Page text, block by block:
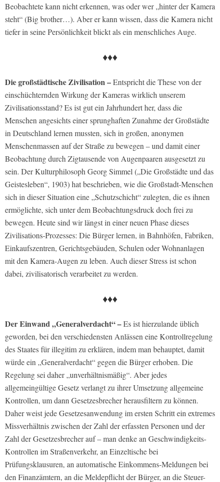
Beobachtete kann nicht erkennen, was oder wer „hinter der Kamera
steht“ (Big brother…). Aber er kann wissen, dass die Kamera nicht
tiefer in seine Persönlichkeit blickt als ein menschliches Auge.
♦♦♦
Die großstädtische Zivilisation –Entspricht die These von der
einschüchternden Wirkung der Kameras wirklich unserem
Zivilisationsstand? Es ist gut ein Jahrhundert her, dass die
Menschen angesichts einer sprunghaften Zunahme der Großstädte
in Deutschland lernen mussten, sich in großen, anonymen
Menschenmassen auf der Straße zu bewegen – und damit einer
Beobachtung durch Zigtausende von Augenpaaren ausgesetzt zu
sein. Der Kulturphilosoph Georg Simmel („Die Großstädte und das
Geistesleben“, 1903) hat beschrieben, wie die Großstadt-Menschen
sich in dieser Situation eine „Schutzschicht“ zulegten, die es ihnen
ermöglichte, sich unter dem Beobachtungsdruck doch frei zu
bewegen. Heute sind wir längst in einer neuen Phase dieses
Zivilisations-Prozesses: Die Bürger lernen, in Bahnhöfen, Fabriken,
Einkaufszentren, Gerichtsgebäuden, Schulen oder Wohnanlagen
mit den Kamera-Augen zu leben. Auch dieser Stress ist schon
dabei, zivilisatorisch verarbeitet zu werden.
♦♦♦
Der Einwand „Generalverdacht“ –Es ist hierzulande üblich
geworden, bei den verschiedensten Anlässen eine Kontrollregelung
des Staates für illegitim zu erklären, indem man behauptet, damit
würde ein „Generalverdacht“ gegen die Bürger erhoben. Die
Regelung sei daher „unverhältnismäßig“. Aber jedes
allgemeingültige Gesetz verlangt zu ihrer Umsetzung allgemeine
Kontrollen, um dann Gesetzesbrecher herausfiltern zu können.
Daher weist jede Gesetzesanwendung im ersten Schritt ein extremes
Missverhältnis zwischen der Zahl der erfassten Personen und der
Zahl der Gesetzesbrecher auf – man denke an Geschwindigkeits-
Kontrollen im Straßenverkehr, an Einzeltische bei
Prüfungsklausuren, an automatische Einkommens-Meldungen bei
den Finanzämtern, an die Meldepflicht der Bürger, an die Steuer-